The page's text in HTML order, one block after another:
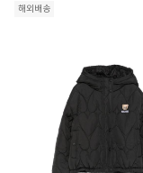
해외배송